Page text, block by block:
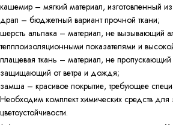
кашемир – мягкий материал, изготовленный
драп – бюджетный вариант прочной ткани;
шерсть альпака – материал, не вызывающий
тепплоизоляционными показателями и
плащевая ткань – материал, не
защищающий от ветра и дождя;
замша – красивое покрытие, требующее
Необходим комплект химических средств для
цветоустойчивости.